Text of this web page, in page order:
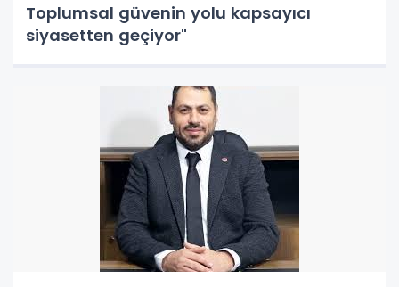
Toplumsal güvenin yolu kapsayıcı
siyasetten geçiyor"